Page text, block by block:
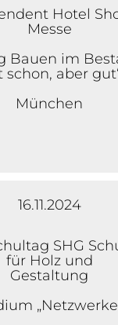
Hotel
Messe
Bauen im
schon, aber
München
16.11.2024
SHG
für Holz und
Gestaltung